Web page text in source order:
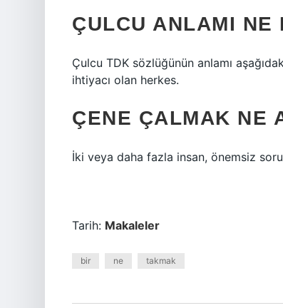
ÇULCU ANLAMI NE
Çulcu TDK sözlüğünün anlamı
ihtiyacı olan herkes.
ÇENE ÇALMAK NE
İki veya daha fazla insan, önemsiz
Tarih: Makaleler
bir ne takmak